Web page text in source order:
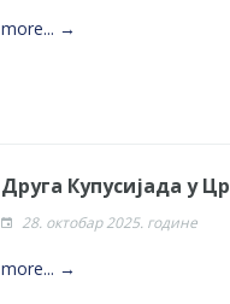
more... →
Друга Купусијада у
28. октобар 2025. године
more... →